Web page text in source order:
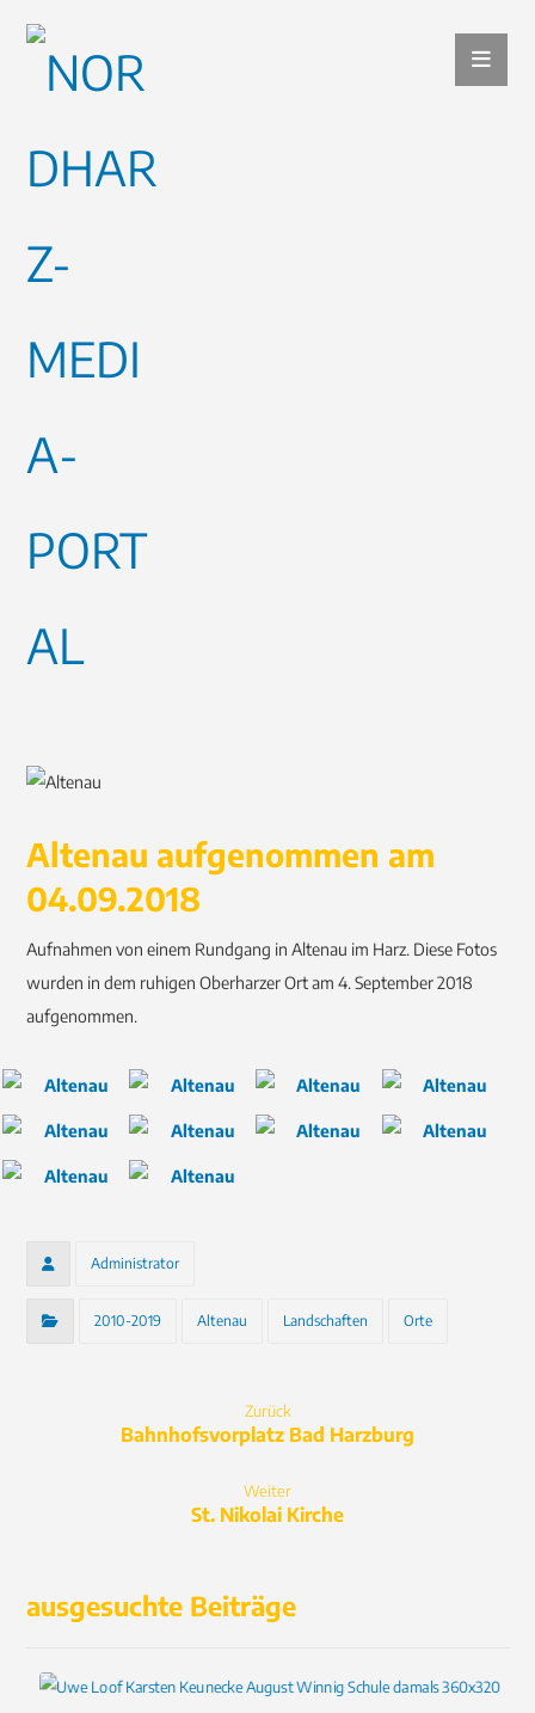
Altenau aufgenommen am
04.09.2018
Aufnahmen von einem Rundgang in Altenau im Harz. Diese Fotos
wurden in dem ruhigen Oberharzer Ort am 4. September 2018
aufgenommen.
Administrator
2010-2019 Altenau Landschaften Orte
Zurück
Bahnhofsvorplatz Bad Harzburg
Weiter
St. Nikolai Kirche
ausgesuchte Beiträge